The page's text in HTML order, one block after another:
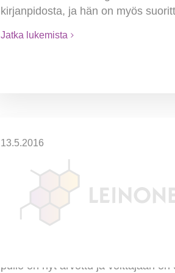
kirjanpidosta, ja hän on myös
Jatka lukemista
13.5.2016
Kiitos kaikille jotka
luonamme Yritysten Stadi
tapahtumassa
Järjestämämme arvonta herätti myös
pullo on nyt arvottu ja voittajaan on